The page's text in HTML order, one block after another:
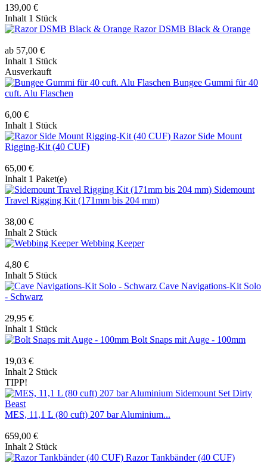
139,00 €
Inhalt 1 Stück
Razor DSMB Black & Orange
ab 57,00 €
Inhalt 1 Stück
Ausverkauft
Bungee Gummi für 40
cuft. Alu Flaschen
6,00 €
Inhalt 1 Stück
Razor Side Mount
Rigging-Kit (40 CUF)
65,00 €
Inhalt 1 Paket(e)
Sidemount
Travel Rigging Kit (171mm bis 204 mm)
38,00 €
Inhalt 2 Stück
Webbing Keeper
4,80 €
Inhalt 5 Stück
Cave Navigations-Kit Solo
- Schwarz
29,95 €
Inhalt 1 Stück
Bolt Snaps mit Auge - 100mm
19,03 €
Inhalt 2 Stück
TIPP!
MES, 11,1 L (80 cuft) 207 bar Aluminium...
659,00 €
Inhalt 2 Stück
Razor Tankbänder (40 CUF)